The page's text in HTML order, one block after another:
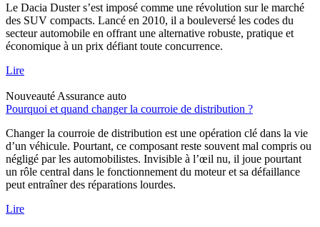
Le Dacia Duster s’est imposé comme une révolution sur le marché
des SUV compacts. Lancé en 2010, il a bouleversé les codes du
secteur automobile en offrant une alternative robuste, pratique et
économique à un prix défiant toute concurrence.
Lire
Nouveauté Assurance auto
Pourquoi et quand changer la courroie de distribution ?
Changer la courroie de distribution est une opération clé dans la vie
d’un véhicule. Pourtant, ce composant reste souvent mal compris ou
négligé par les automobilistes. Invisible à l’œil nu, il joue pourtant
un rôle central dans le fonctionnement du moteur et sa défaillance
peut entraîner des réparations lourdes.
Lire